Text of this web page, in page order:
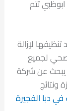
تتم
لإزالة
لجميع
يبحث عن شركة
دبا الفجيرة